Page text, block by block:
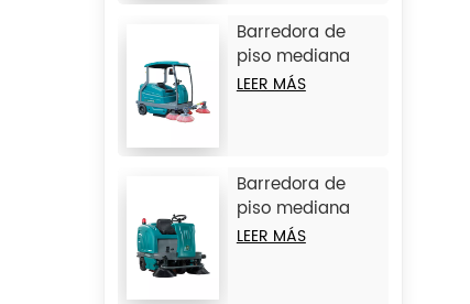
Barredora de
piso mediana
con operador a
LEER MÁS
Barredora de
piso mediana
con operador a
LEER MÁS